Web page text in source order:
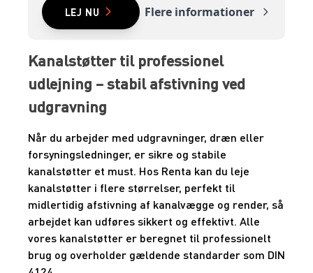
LEJ NU Flere informationer
Kanalstøtter til professionel
udlejning – stabil afstivning ved
udgravning
Når du arbejder med udgravninger, dræn eller
forsyningsledninger, er sikre og stabile
kanalstøtter et must. Hos Renta kan du leje
kanalstøtter i flere størrelser, perfekt til
midlertidig afstivning af kanalvægge og render, så
arbejdet kan udføres sikkert og effektivt. Alle
vores kanalstøtter er beregnet til professionelt
brug og overholder gældende standarder som DIN